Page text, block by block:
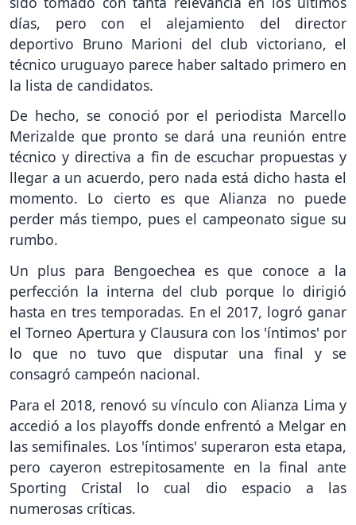
días, pero con el alejamiento del director
deportivo Bruno Marioni del club victoriano, el
técnico uruguayo parece haber saltado primero en
la lista de candidatos.
De hecho, se conoció por el periodista Marcello
Merizalde que pronto se dará una reunión entre
técnico y directiva a fin de escuchar propuestas y
llegar a un acuerdo, pero nada está dicho hasta el
momento. Lo cierto es que Alianza no puede
perder más tiempo, pues el campeonato sigue su
rumbo.
Un plus para Bengoechea es que conoce a la
perfección la interna del club porque lo dirigió
hasta en tres temporadas. En el 2017, logró ganar
el Torneo Apertura y Clausura con los 'íntimos' por
lo que no tuvo que disputar una final y se
consagró campeón nacional.
Para el 2018, renovó su vínculo con Alianza Lima y
accedió a los playoffs donde enfrentó a Melgar en
las semifinales. Los 'íntimos' superaron esta etapa,
pero cayeron estrepitosamente en la final ante
Sporting Cristal lo cual dio espacio a las
numerosas críticas.